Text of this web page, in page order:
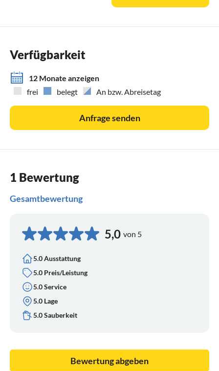
Verfügbarkeit
12 Monate anzeigen
frei
belegt An bzw. Abreisetag
Anfrage senden
1 Bewertung
Gesamtbewertung
5,0 von 5
5.0 Ausstattung
5.0 Preis/Leistung
5.0 Service
5.0 Lage
5.0 Sauberkeit
Bewertung abgeben